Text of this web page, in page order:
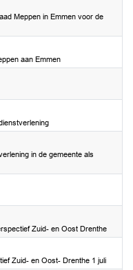
Meppen in Emmen voor de
aan Emmen
in de gemeente als
Zuid- en Oost Drenthe
Zuid- en Oost- Drenthe 1 juli